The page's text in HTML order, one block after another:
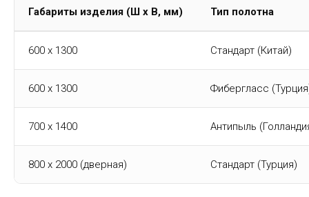
Габариты изделия (Ш х В, мм) Тип полотна
600 x 1300 Стандарт (Китай)
600 x 1300 Фибергласс
700 x 1400 Антипыль
800 x 2000 (дверная) Стандарт (Турция)